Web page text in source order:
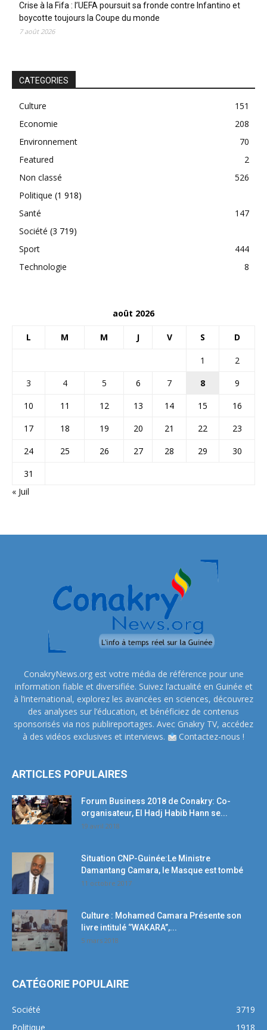
Crise à la Fifa : l’UEFA poursuit sa fronde contre Infantino et
boycotte toujours la Coupe du monde
7 août 2026
CATEGORIES
Culture
151
Economie
208
Environnement
70
Featured
2
Non classé
526
Politique (1 918)
Santé
147
Société (3 719)
Sport
444
Technologie
8
août 2026
L M M J V S D
1
2
3
4 5 6 7 8
9
10
11 12 13 14 15
16
17
18 19 20 21 22
23
24
25 26 27 28 29
30
31
« Juil
ConakryNews.org est votre média de référence pour une
information fiable et diversifiée. Suivez l’actualité en Guinée et
à l’international, explorez les avancées en sciences, découvrez
des analyses sur l’éducation, et bénéficiez de contenus
sponsorisés via nos publireportages. Avec Gnakry TV, accédez
à des vidéos exclusives et interviews.
Contactez-nous !
ARTICLES POPULAIRES
Forum Business 2018 de Conakry: Co-
organisateur, El Hadj Habib Hann se...
19 avril 2018
Situation CNP-Guinée:Le Ministre
Damantang Camara, le Masque est tombé
11 octobre 2017
Culture : Mohamed Camara Présente son
livre intitulé ‘’WAKARA’’,...
5 mars 2018
CATÉGORIE POPULAIRE
Société
3719
Politique
1918